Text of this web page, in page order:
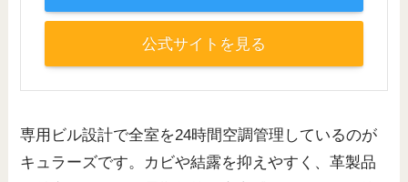
公式サイトを見る
専用ビル設計で全室を24時間空調管理しているのが
キュラーズです。カビや結露を抑えやすく、革製品